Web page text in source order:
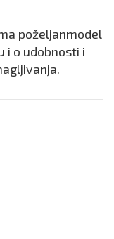
poželjanmodel
i o udobnosti i